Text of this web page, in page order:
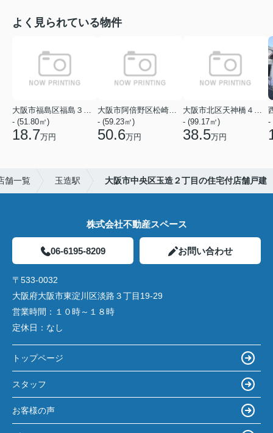
よく見られている物件
大阪市福島区福島３丁目
- (51.80㎡)
18.7万円
大阪市阿倍野区松崎町１丁目
- (59.23㎡)
50.6万円
大阪市北区天神橋４丁目
- (99.17㎡)
38.5万円
-
舗一覧 玉造駅 大阪市中央区玉造２丁目の住宅付店舗戸建
株式会社不動産スペース
06-6195-8209 お問い合わせ
〒533-0032
大阪府大阪市東淀川区淡路３丁目19-29
営業時間： １０時～１８時
定休日： なし
トップページ
スタッフ
お客様の声